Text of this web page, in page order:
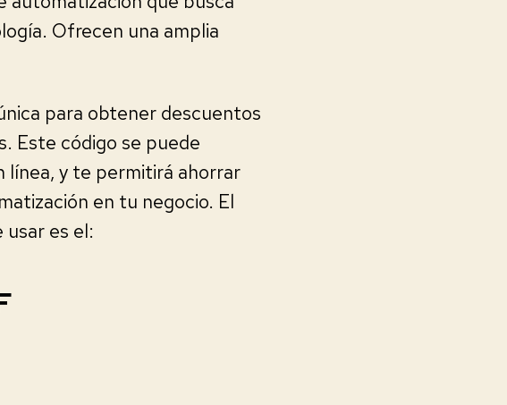
Ofrecen una amplia
para obtener descuentos
Este código se puede
línea, y te permitirá ahorrar
en tu negocio. El
es el: